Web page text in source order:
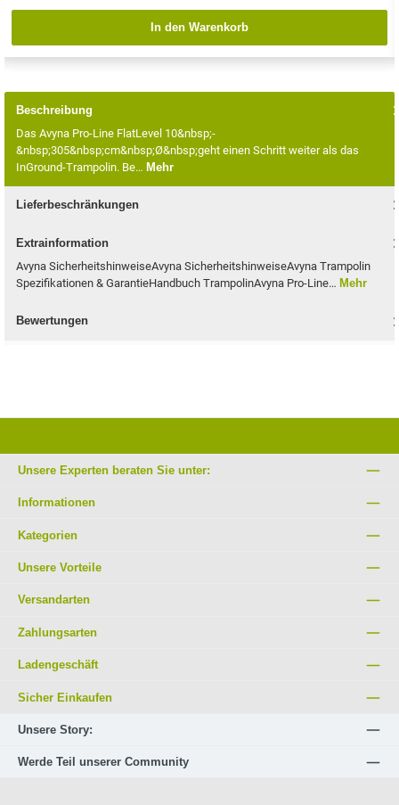
In den Warenkorb
Beschreibung
Das Avyna Pro-Line FlatLevel 10&nbsp;-
&nbsp;305&nbsp;cm&nbsp;Ø&nbsp;geht einen Schritt weiter als das
InGround-Trampolin. Be… Mehr
Lieferbeschränkungen
Extrainformation
Avyna SicherheitshinweiseAvyna SicherheitshinweiseAvyna Trampolin
Spezifikationen & GarantieHandbuch TrampolinAvyna Pro-Line… Mehr
Bewertungen
Unsere Experten beraten Sie unter:
Informationen
Kategorien
Unsere Vorteile
Versandarten
Zahlungsarten
Ladengeschäft
Sicher Einkaufen
Unsere Story:
Werde Teil unserer Community